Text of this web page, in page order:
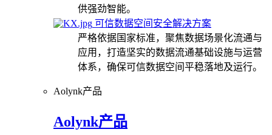
供强劲智能。
可信数据空间安全解决方案
严格依据国家标准，聚焦数据场景化流通与
应用，打造坚实的数据流通基础设施与运营
体系，确保可信数据空间平稳落地及运行。
Aolynk产品
Aolynk产品